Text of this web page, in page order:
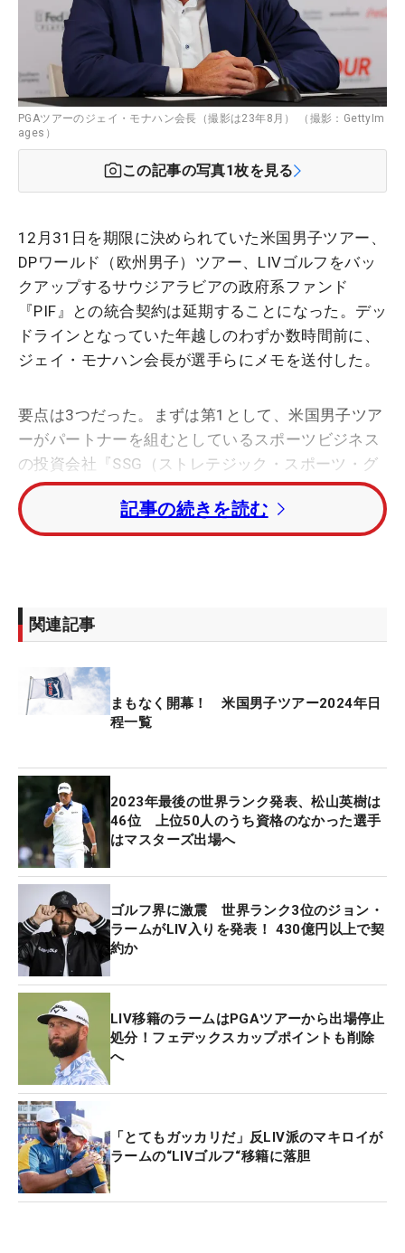
PGAツアーのジェイ・モナハン会長（撮影は23年8月） （撮影：GettyIm
ages）
この記事の写真1枚を見る
12月31日を期限に決められていた米国男子ツアー、
DPワールド（欧州男子）ツアー、LIVゴルフをバッ
クアップするサウジアラビアの政府系ファンド
『PIF』との統合契約は延期することになった。デッ
ドラインとなっていた年越しのわずか数時間前に、
ジェイ・モナハン会長が選手らにメモを送付した。
要点は3つだった。まずは第1として、米国男子ツア
ーがパートナーを組むとしているスポーツビジネス
の投資会社『SSG（ストレテジック・スポーツ・グ
ループ）』との交渉は順調に進んでいると報告し、
条件の最終決定と必要な文書の草案作成に取り組ん
でいることを明かした。
ったが、期限を新年まで延長するとした。モナハン
会長はPIFとDPワールドツアーとの話し合いは「活
は示されなかった。
最後に、2024年の目標はSSG、PIF、DPワールドツ
として迎え入れることで、「これらのパートナーシ
ップは、選手、ファン、スポンサーの利益のため
に、ゴルフ界を統一し、さらなる発展につなげる」
とした。
23年6月6日に電撃的に発表された3ツアー統合。実
質的にはまだ交渉が続いているなか、米国男子ツア
ーは1月4日開幕の「ザ・セントリー」（米ハワイ
州・カパルア・リゾート プランテーションC）で新
シーズンを迎える。（文・武川玲子=米国在住）
記事の続きを読む
関連記事
まもなく開幕！ 米国男子ツアー2024年日
程一覧
2023年最後の世界ランク発表、松山英樹は
46位 上位50人のうち資格のなかった選手
はマスターズ出場へ
ゴルフ界に激震 世界ランク3位のジョン・
ラームがLIV入りを発表！ 430億円以上で契
約か
LIV移籍のラームはPGAツアーから出場停止
処分！フェデックスカップポイントも削除
へ
「とてもガッカリだ」反LIV派のマキロイが
ラームの“LIVゴルフ“移籍に落胆